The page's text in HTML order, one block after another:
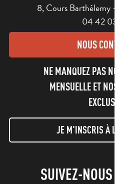
8, Cours Barthélemy -
04 42 03 49 98
NOUS CONTACTER
NE MANQUEZ PAS NOTRE
MENSUELLE ET NOS
EXCLUSIVES !
JE M'INSCRIS À LA
SUIVEZ-NOUS !